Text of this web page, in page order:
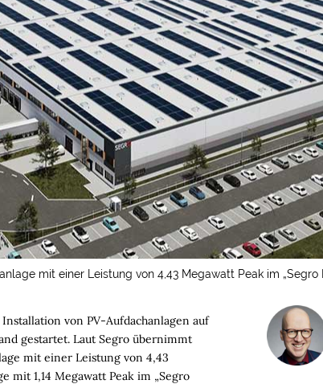
mit einer Leistung von 4,43 Megawatt Peak im „Segro
von PV-Aufdachanlagen auf
gestartet. Laut Segro übernimmt
mit einer Leistung von 4,43
mit 1,14 Megawatt Peak im „Segro